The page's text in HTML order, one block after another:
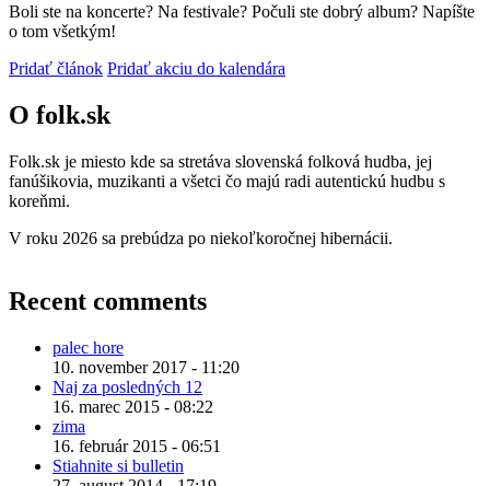
Boli ste na koncerte? Na festivale? Počuli ste dobrý album? Napíšte
o tom všetkým!
Pridať článok Pridať akciu do kalendára
O folk.sk
Folk.sk je miesto kde sa stretáva slovenská folková hudba, jej
fanúšikovia, muzikanti a všetci čo majú radi autentickú hudbu s
koreňmi.
V roku 2026 sa prebúdza po niekoľkoročnej hibernácii.
Recent comments
palec hore
10. november 2017 - 11:20
Naj za posledných 12
16. marec 2015 - 08:22
zima
16. február 2015 - 06:51
Stiahnite si bulletin